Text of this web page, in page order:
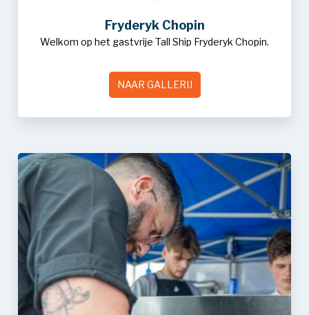
Fryderyk Chopin
Welkom op het gastvrije Tall Ship Fryderyk Chopin.
NAAR GALLERIJ